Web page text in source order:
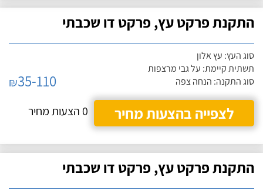
התקנת פרקט עץ, פרקט דו שכבתי
סוג העץ: עץ אלון
תשתית קיימת: על גבי מרצפות
סוג התקנה: הנחה צפה
₪35-110
לצפייה בהצעות מחיר
0 הצעות מחיר
התקנת פרקט עץ, פרקט דו שכבתי